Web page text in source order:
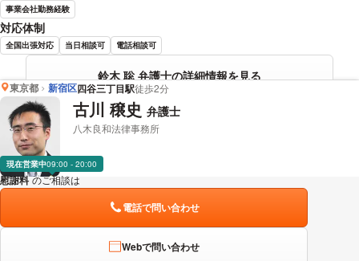
事業会社勤務経験
対応体制
全国出張対応 当日相談可 電話相談可
鈴木 聡 弁護士の詳細情報を見る
東京都 新宿区四谷三丁目駅徒歩2分
古川 穣史 弁護士
八木良和法律事務所
現在営業中09:00 - 20:00
慰謝料 のご相談は
電話で問い合わせ
Webで問い合わせ